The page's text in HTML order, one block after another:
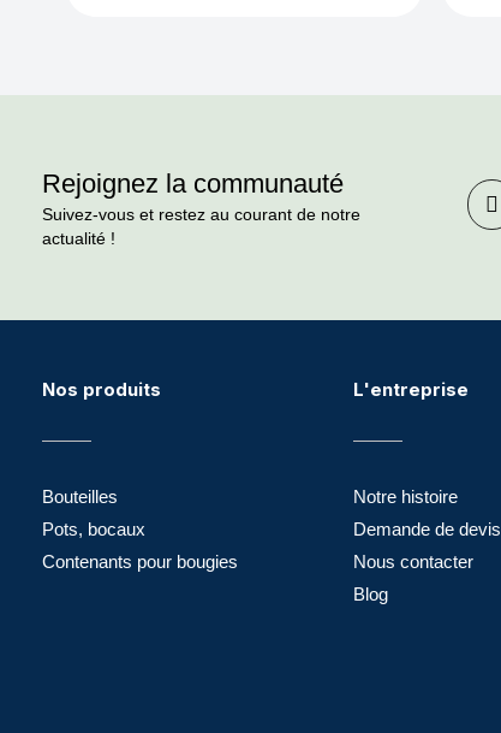
Rejoignez la communauté
Suivez-vous et restez au courant de notre
actualité !
Nos produits
Bouteilles
Pots, bocaux
Contenants pour bougies
L'entreprise
Notre histoire
Demande de devis
Nous contacter
Blog